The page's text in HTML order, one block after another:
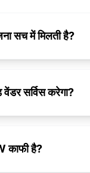
सच में मिलती है?
सर्विस करेगा?
काफी है?